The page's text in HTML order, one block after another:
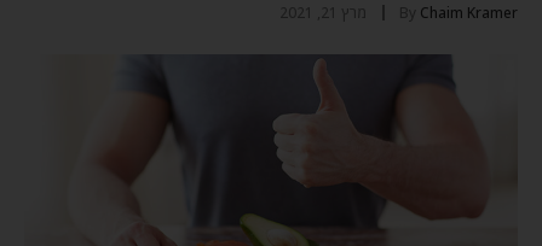
By Chaim Kramer מרץ 21, 2021